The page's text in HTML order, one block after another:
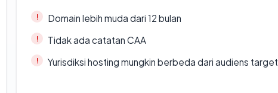
Domain lebih muda dari 12 bulan
Tidak ada catatan CAA
Yurisdiksi hosting mungkin berbeda dari audiens target